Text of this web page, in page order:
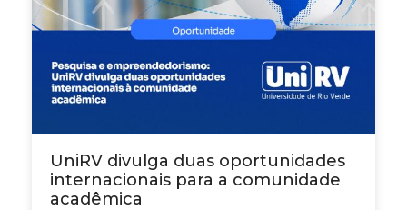
UniRV divulga duas oportunidades
internacionais para a comunidade
acadêmica